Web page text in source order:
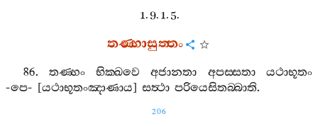
1. 9. 1. 5.
තණ‍්හාසුත‍්තං
86. තණ‍්හං භික‍්ඛවෙ අජානතා අපස‍්සතා
යථාභූතං
-පෙ- [යථාභූතංඤාණාය] සත්‍ථා පරියෙසිතබ‍්බාති.
206